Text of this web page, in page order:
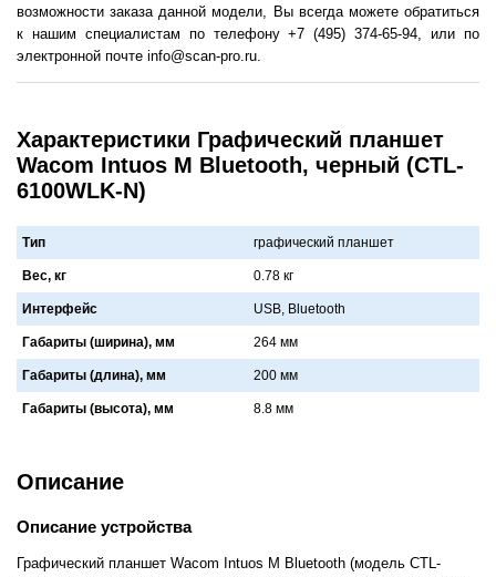
возможности заказа данной модели, Вы всегда можете обратиться
к нашим специалистам по телефону +7 (495) 374-65-94, или по
электронной почте info@scan-pro.ru.
Характеристики Графический планшет
Wacom Intuos M Bluetooth, черный (CTL-
6100WLK-N)
Тип графический планшет
Вес, кг 0.78 кг
Интерфейс USB, Bluetooth
Габариты (ширина), мм 264 мм
Габариты (длина), мм 200 мм
Габариты (высота), мм 8.8 мм
Описание
Описание устройства
Графический планшет Wacom Intuos M Bluetooth (модель CTL-